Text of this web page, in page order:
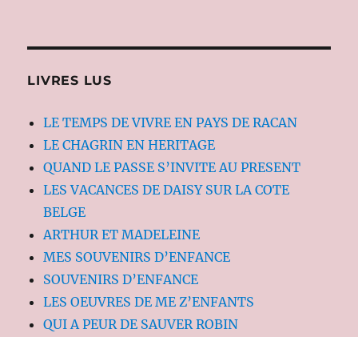
LIVRES LUS
LE TEMPS DE VIVRE EN PAYS DE RACAN
LE CHAGRIN EN HERITAGE
QUAND LE PASSE S’INVITE AU PRESENT
LES VACANCES DE DAISY SUR LA COTE
BELGE
ARTHUR ET MADELEINE
MES SOUVENIRS D’ENFANCE
SOUVENIRS D’ENFANCE
LES OEUVRES DE ME Z’ENFANTS
QUI A PEUR DE SAUVER ROBIN